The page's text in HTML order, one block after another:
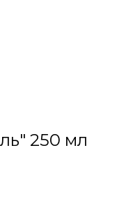
250 мл